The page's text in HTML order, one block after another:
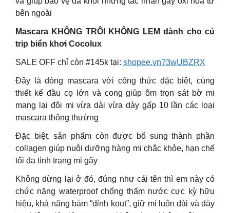
bên ngoài
Mascara KHÔNG TRÔI KHÔNG LEM dành cho cú
trip biển khơi Cocolux
SALE OFF chỉ còn #145k tại: shopee.vn?3wUBZRX
Đây là dòng mascara với công thức đặc biệt, cùng
thiết kế đầu cọ lớn và cong giúp ôm trọn sát bờ mi
mang lại đôi mi vừa dài vừa dày gấp 10 lần các loại
mascara thông thường
Đặc biệt, sản phẩm còn được bổ sung thành phần
collagen giúp nuôi dưỡng hàng mi chắc khỏe, hạn chế
tối đa tình trạng mi gãy
Không dừng lại ở đó, đúng như cái tên thì em này có
chức năng waterproof chống thấm nước cực kỳ hữu
hiệu, khả năng bám “đỉnh kout”, giữ mi luôn dài và dày